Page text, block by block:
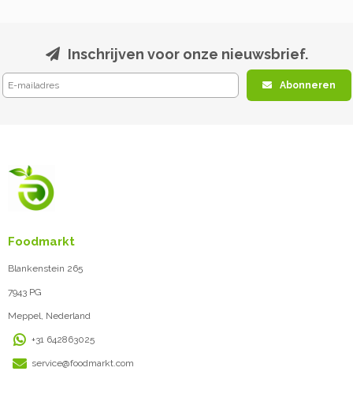
Inschrijven voor onze nieuwsbrief.
Abonneren
Foodmarkt
Blankenstein 265
7943 PG
Meppel, Nederland
+31 642863025
service@foodmarkt.com